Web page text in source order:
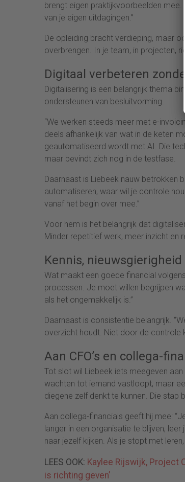
brengt eigen praktijkvoorbeelden mee.
van je eigen uitdagingen.”
De opleiding bracht verdieping, maar
overbrengen. In je team, in projecten,
Digitaal verbeteren
Digitalisering is een belangrijk thema
ondersteunen van besluitvorming.
“We werken steeds meer met e-
deels afhankelijk van wat in de keten
geautomatiseerd wordt met AI. Die
maar bevindt zich nog in de testfase.
Daarnaast is Liebeek nauw betrokken
automatiseren, waar wil je controle
vanaf het begin over mee.”
Voor hem is het belangrijk dat
Minder repetitief werk, meer inzicht en
Kennis,
Wat maakt een goede financial
processen. Je moet willen begrijpen
als het ongemakkelijk is.”
Daarnaast is consistentie belangrijk.
overzicht houdt. Niet door de controle
Aan CFO’s en collega-
Tot slot wil Liebeek iets meegeven aan
wachten tot iemand vastloopt, maar
diegene zelf denkt te kunnen. Die
Aan collega-financials geeft hij mee:
langer in een organisatie te blijven,
naar jezelf kijken. Als je stopt met leren,
LEES OOK: Kaylee Rijswijk, Project
is richting geven’